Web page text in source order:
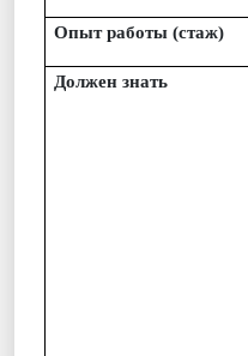
Опыт работы (стаж)
Должен знать